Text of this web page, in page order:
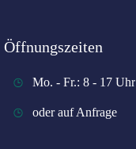
Öffnungszeiten
Mo. - Fr.: 8 - 17 Uhr
oder auf Anfrage